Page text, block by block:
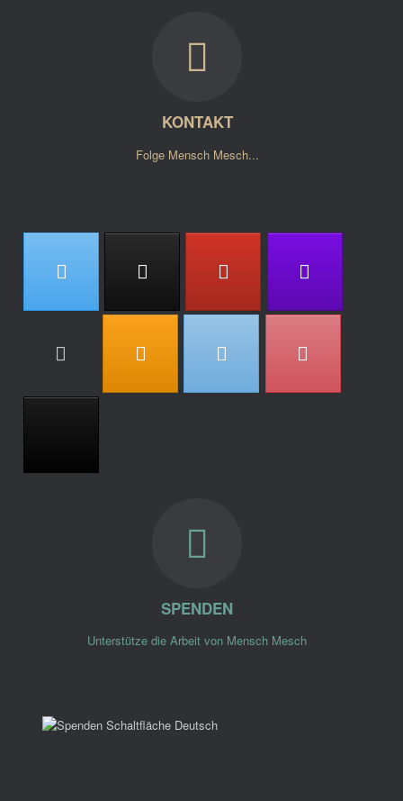
KONTAKT
Folge Mensch Mesch...
SPENDEN
Unterstütze die Arbeit von Mensch Mesch